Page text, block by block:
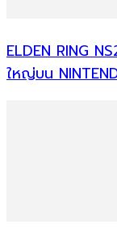
ELDEN RING
ใหญ่บน